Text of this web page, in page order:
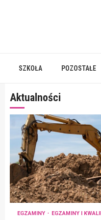
SZKOŁA POZOSTAŁE
Aktualności
EGZAMINY EGZAMINY I